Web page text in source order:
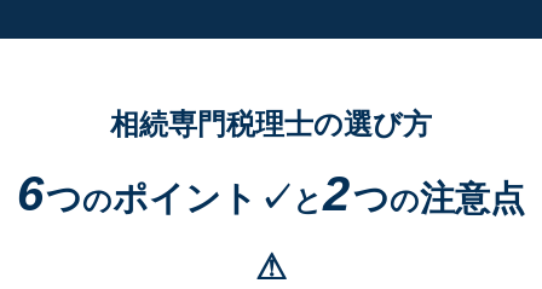
相続専門税理士の選び方
6つのポイント✓ と2つの注意点
⚠